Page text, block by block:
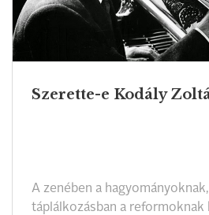
Szerette-e Kodály
A zenében a
táplálkozásban a reformoknak